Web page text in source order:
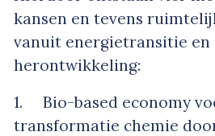
kansen en tevens
vanuit energietransitie en
herontwikkeling:
1. Bio-based economy
transformatie chemie